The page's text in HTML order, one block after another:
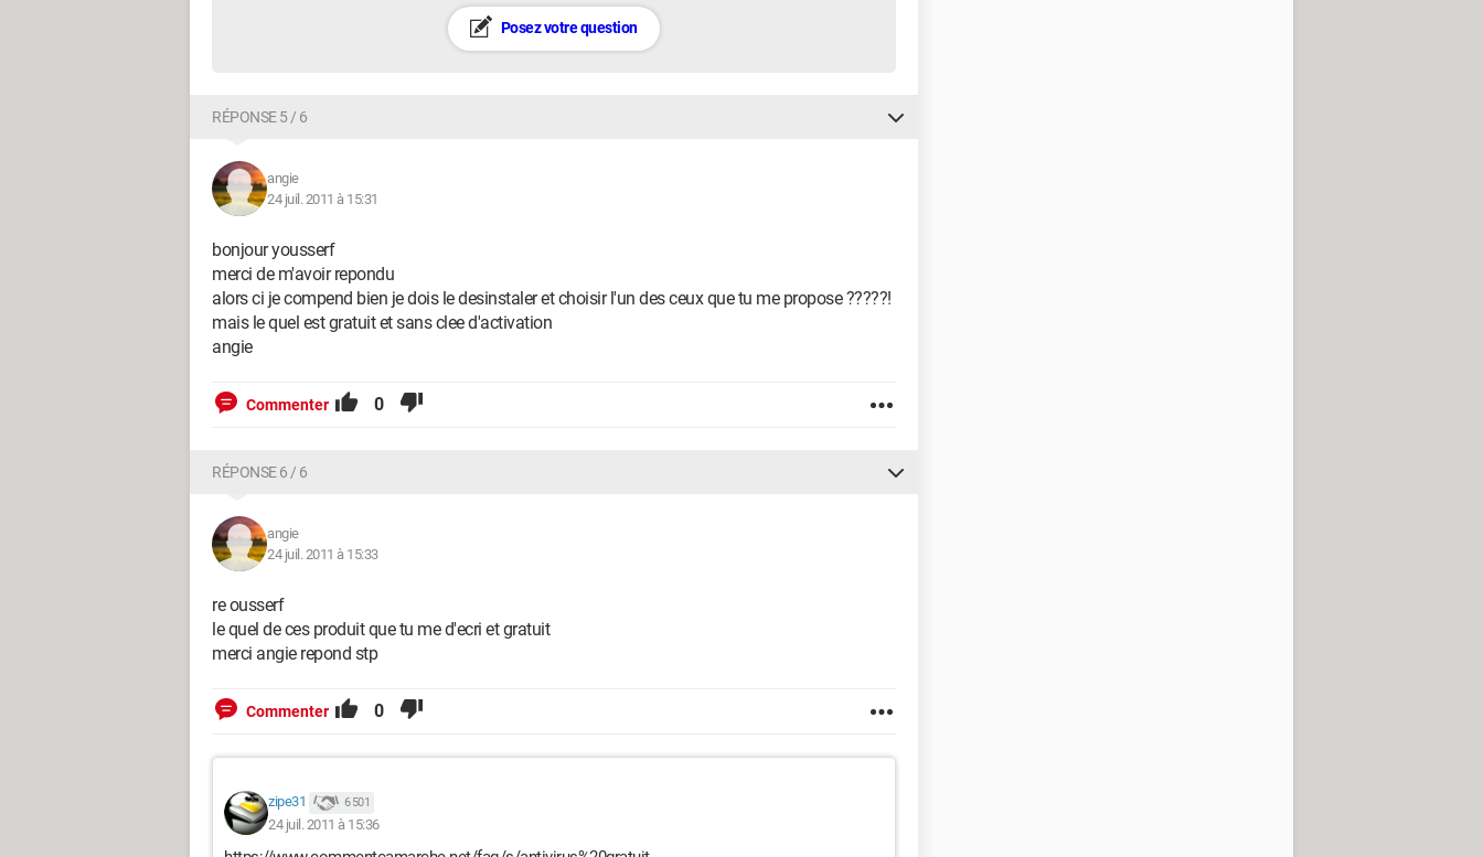
Posez votre question
RÉPONSE 5 / 6
angie
24 juil. 2011 à 15:31
bonjour yousserf
merci de m'avoir repondu
alors ci je compend bien je dois le desinstaler et choisir l'un des ceux que tu me propose ?????!
mais le quel est gratuit et sans clee d'activation
angie
Commenter 0
RÉPONSE 6 / 6
angie
24 juil. 2011 à 15:33
re ousserf
le quel de ces produit que tu me d'ecri et gratuit
merci angie repond stp
Commenter 0
zipe31 6 501
24 juil. 2011 à 15:36